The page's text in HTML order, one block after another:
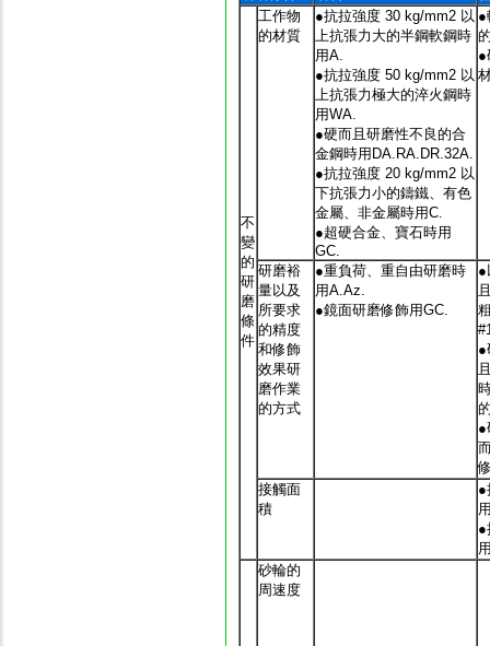
不
變
的
研
磨
條
件
工作物
的材質
●抗拉強度 30 kg/mm2 以
上抗張力大的半鋼軟鋼時
用A.
●抗拉強度 50 kg/mm2 以
上抗張力極大的淬火鋼時
用WA.
●硬而且研磨性不良的合
金鋼時用DA.RA.DR.32A.
●抗拉強度 20 kg/mm2 以
下抗張力小的鑄鐵、有色
金屬、非金屬時用C.
●超硬合金、寶石時用
GC.
●
●
研磨裕
量以及
所要求
的精度
和修飾
效果研
磨作業
的方式
●重負荷、重自由研磨時
用A.Az.
●鏡面研磨修飾用GC.
●
●
●
接觸面
積
●
●
砂輪的
周速度